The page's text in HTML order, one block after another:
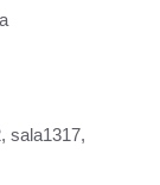
sala1317,